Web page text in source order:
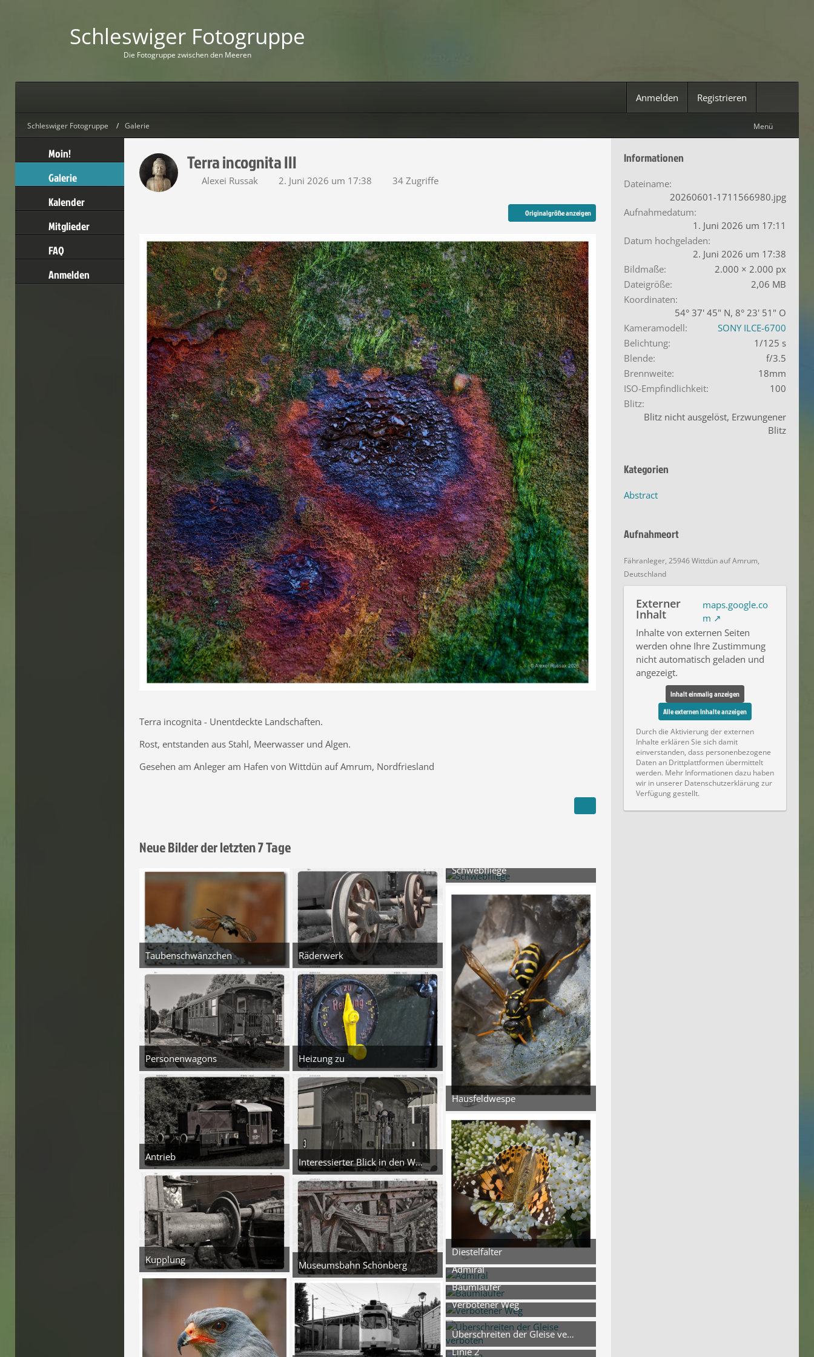
Schleswiger Fotogruppe
Die Fotogruppe zwischenden Meeren
Anmelden Registrieren
Schleswiger Fotogruppe Galerie Menü
Moin!
Galerie
Kalender
Mitglieder
FAQ
Anmelden
Terra incognita III
Alexei Russak 2. Juni 2026 um 17:38 34 Zugriffe
Originalgröße anzeigen
Terra incognita - Unentdeckte Landschaften.
Rost, entstanden aus Stahl, Meerwasser und Algen.
Gesehen am Anleger am Hafen von Wittdün auf Amrum, Nordfriesland
Neue Bilder der letzten 7 Tage
Taubenschwänzchen
5. August 2026 um 22:03
3
Personenwagons
5. August 2026 um 18:33
4
Antrieb
5. August 2026 um 18:31
3
Kupplung
5. August 2026 um 18:30
Räderwerk
5. August 2026 um 14:18
5
Heizung zu
5. August 2026 um 14:17
Interessierter Blick in den Wagon
5. August 2026 um 14:16
3
Museumsbahn Schönberg
5. August 2026 um 14:14
4
Schwebfliege
3. August 2026 um 19:13
5
Hausfeldwespe
3. August 2026 um 19:13
5
Diestelfalter
3. August 2026 um 19:13
Admiral
3. August 2026 um 19:13
Baumläufer
2. August 2026 um 18:15
5
Verbotener Weg
2. August 2026 um 17:29
3
Überschreiten der Gleise verboten
2. August 2026 um 17:29
Linie 2
Informationen
Dateiname
20260601-1711566980.jpg
Aufnahmedatum
1. Juni 2026 um 17:11
Datum hochgeladen
2. Juni 2026 um 17:38
Bildmaße
2.000 × 2.000 px
Dateigröße
2,06 MB
Koordinaten
54° 37' 45" N, 8° 23' 51" O
Kameramodell
SONY ILCE-6700
Belichtung
1/125 s
Blende
f/3.5
Brennweite
18mm
ISO-Empfindlichkeit
100
Blitz
Blitz nicht ausgelöst, Erzwungener
Blitz
Kategorien
Abstract
Aufnahmeort
Fähranleger, 25946 Wittdün auf Amrum,
Deutschland
Externer
Inhalt
maps.google.co
m
Inhalte von externen Seiten
werden ohne Ihre Zustimmung
nicht automatisch geladen und
angezeigt.
Inhalt einmalig anzeigen
Alle externen Inhalte anzeigen
Durch die Aktivierung der externen
Inhalte erklären Sie sich damit
einverstanden, dass personenbezogene
Daten an Drittplattformen übermittelt
werden. Mehr Informationen dazu haben
wir in unserer Datenschutzerklärung zur
Verfügung gestellt.